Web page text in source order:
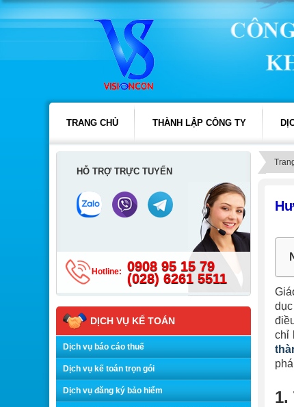
TRANG CHỦ THÀNH LẬP CÔNG TY
chỉ
1.
HỖ TRỢ TRỰC TUYẾN
Hotline:
0908 95 15 79
(028) 6261 5511
DỊCH VỤ KẾ TOÁN
Dịch vụ báo cáo thuế
Dịch vụ kế toán trọn gói
Dịch vụ đăng ký bảo hiểm